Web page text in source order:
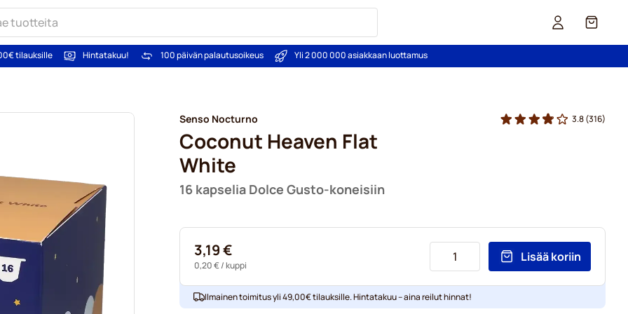
Kori
tilauksille Hintatakuu! 100 päivän palautusoikeus Yli 2 000 000 asiakkaan luottamus
Senso Nocturno
Coconut Heaven Flat
White
16 kapselia Dolce Gusto-koneisiin
3.8(316)
3,19 €
0,20 €/ kuppi
Lisää koriin
Ilmainen toimitus yli 49,00€ tilauksille. Hintatakuu – aina reilut hinnat!